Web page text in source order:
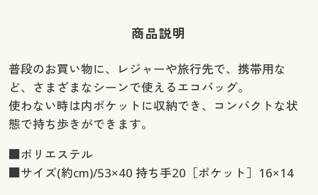
商品説明
普段のお買い物に、レジャーや旅行先で、携帯用な
ど、さまざまなシーンで使えるエコバッグ。
使わない時は内ポケットに収納でき、コンパクトな状
態で持ち歩きができます。
■ポリエステル
■サイズ(約cm)/53×40 持ち手20［ポケット］16×14